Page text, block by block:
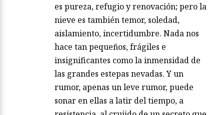
es pureza, refugio y renovación; pero la
nieve es también temor, soledad,
aislamiento, incertidumbre. Nada nos
hace tan pequeños, frágiles e
insignificantes como la inmensidad de
las grandes estepas nevadas. Y un
rumor, apenas un leve rumor, puede
sonar en ellas a latir del tiempo, a